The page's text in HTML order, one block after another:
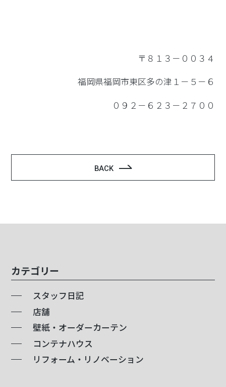
〒８１３－００３４
福岡県福岡市東区多の津１－５－６
０９２－６２３－２７００
BACK
カテゴリー
スタッフ日記
店舗
壁紙・オーダーカーテン
コンテナハウス
リフォーム・リノベーション